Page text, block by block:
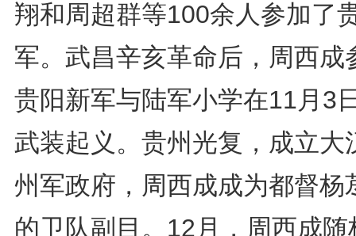
翔和周超群等100余人参加了
军。武昌辛亥革命后，周西成
贵阳新军与陆军小学在11月3
武装起义。贵州光复，成立大
州军政府，周西成成为都督杨
的卫队副目。12月，周西成随